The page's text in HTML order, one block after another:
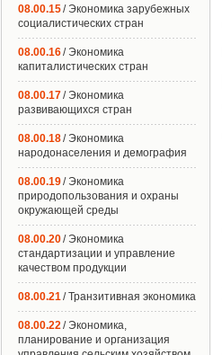
08.00.15/ Экономика зарубежных
социалистических стран
08.00.16/ Экономика
капиталистических стран
08.00.17/ Экономика
развивающихся стран
08.00.18/ Экономика
народонаселения и демография
08.00.19/ Экономика
природопользования и охраны
окружающей среды
08.00.20/ Экономика
стандартизации и управление
качеством продукции
08.00.21/ Транзитивная экономика
08.00.22/ Экономика,
планирование и организация